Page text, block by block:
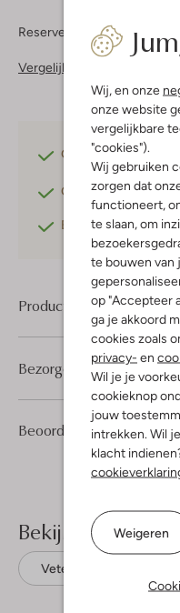
Wij, en onze
onze website
vergelijkbare
"cookies").
Wij gebruiken
zorgen dat
functioneert,
te slaan, om
te bouwen van
op "Accepteer
ga je akkoord
cookies zoals
privacy- en
Wil je je
cookieknop
jouw
intrekken. Wil
klacht
Weigeren
Reserveer direct in een van
Vergelijkbare items
Gratis verzending
Gratis retourneren
Betaal achterafmet
Product informatie
Beoordelingen (4) 4
3
Bezorgen & retourneren
Bekijk meer
Veterboots